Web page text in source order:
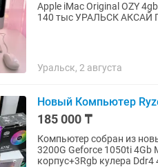
Apple iMac Original OZY
140 тыс УРАЛЬСК
Уральск, 2 августа
Новый Компьютер
185 000 ₸
Компьютер собран из
3200G Geforce 1050ti 4Gb M2 ssd (Винда стартует за 5 секунд) 240Gb Новый белый
корпус+3Rgb кулера Ddr4